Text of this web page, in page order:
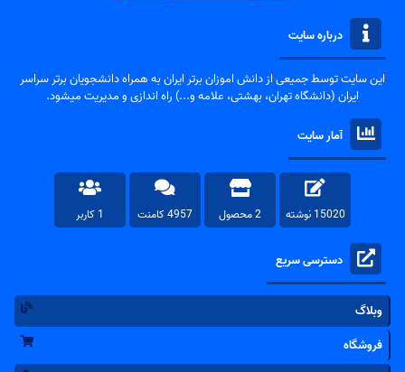
درباره سایت
این سایت توسط جمیعی از دانش اموزان برتر ایران به همراه دانشجویان برتر سراسر
ایران (دانشگاه تهران، بهشتی، علامه و...) راه اندازی و مدیریت میشود.
آمار سایت
15020 نوشته 2 محصول 4957 کامنت 1 کاربر
دسترسی سریع
وبلاگ
فروشگاه